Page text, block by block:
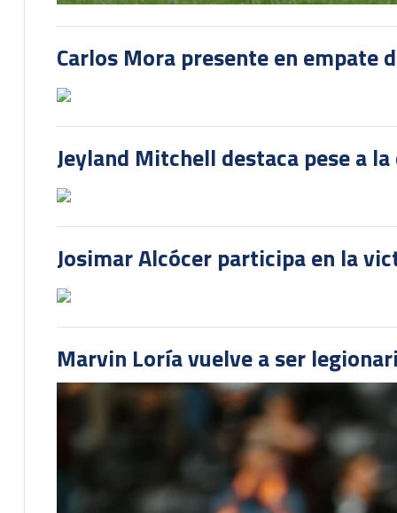
Carlos Mora presente en empate
Jeyland Mitchell destaca pese a
Josimar Alcócer participa en la
Marvin Loría vuelve a ser